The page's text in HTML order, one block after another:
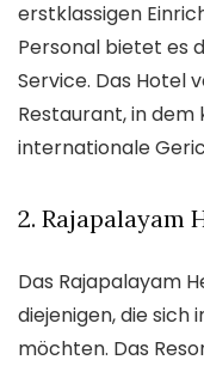
erstklassigen
Personal bietet es
Service. Das Hotel
Restaurant, in
internationale
2. Rajapalayam
Das Rajapalayam
diejenigen, die
möchten. Das